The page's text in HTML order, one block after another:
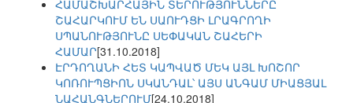
ՀԱՄԱՇԽԱՐՀԱՅԻՆ ՏԵՐՈՒԹՅՈՒՆՆԵՐԸ
ՇԱՀԱՐԿՈՒՄ ԵՆ ՍԱՈՒԴՑԻ ԼՐԱԳՐՈՂԻ
ՍՊԱՆՈՒԹՅՈՒՆԸ ՍԵՓԱԿԱՆ ՇԱՀԵՐԻ
ՀԱՄԱՐ[31.10.2018]
ԷՐԴՈՂԱՆԻ ՀԵՏ ԿԱՊՎԱԾ ՄԵԿ ԱՅԼ ԽՈՇՈՐ
ԿՈՌՈՒՊՑԻՈՆ ՍԿԱՆԴԱԼ՝ ԱՅՍ ԱՆԳԱՄ ՄԻԱՑՅԱԼ
ՆԱՀԱՆԳՆԵՐՈՒՄ[24.10.2018]